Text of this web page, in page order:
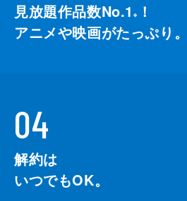
見放題作品数No.1 ※
！
アニメや映画がたっぷり。
04
解約は
いつでもOK。